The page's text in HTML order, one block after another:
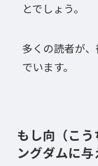
とでしょう。
多くの読者が
でいます。
もし向（こ
ングダムに与